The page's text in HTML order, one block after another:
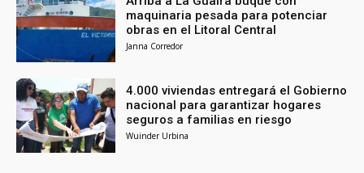
maquinaria pesada para potenciar
obras en el Litoral Central
Janna Corredor
4.000 viviendas entregará el Gobierno
nacional para garantizar hogares
seguros a familias en riesgo
Wuinder Urbina